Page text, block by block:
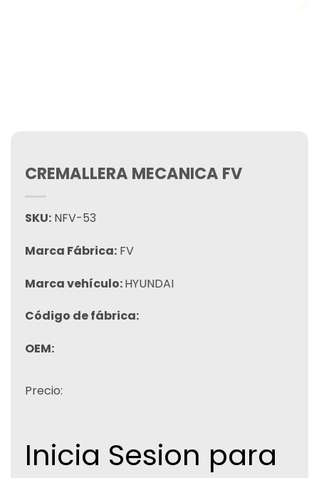
CREMALLERA MECANICA FV
SKU: NFV-53
Marca Fábrica: FV
Marca vehículo:HYUNDAI
Código de fábrica:
OEM:
Precio:
Inicia Sesion para